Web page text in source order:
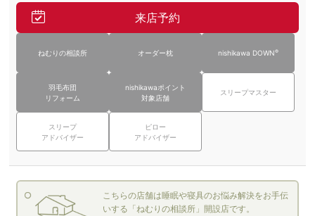
来店予約
ねむりの相談所 オーダー枕 nishikawa DOWN®
羽毛布団
リフォーム
nishikawaポイント
対象店舗
スリープマスター
スリープ
アドバイザー
ピロー
アドバイザー
こちらの店舗は睡眠や寝具のお悩み解決をお手伝
いする「ねむりの相談所」開設店です。